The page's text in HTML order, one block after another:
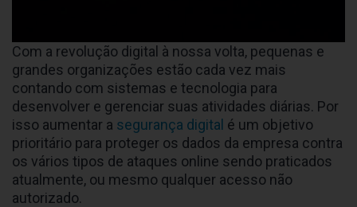
Com a revolução digital à nossa volta, pequenas e
grandes organizações estão cada vez mais
contando com sistemas e tecnologia para
desenvolver e gerenciar suas atividades diárias. Por
isso aumentar a segurança digital é um objetivo
prioritário para proteger os dados da empresa contra
os vários tipos de ataques online sendo praticados
atualmente, ou mesmo qualquer acesso não
autorizado.